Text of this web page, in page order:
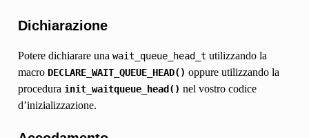
Dichiarazione
Potere dichiarare una wait_queue_head_t utilizzando la
macro DECLARE_WAIT_QUEUE_HEAD() oppure utilizzando la
procedura init_waitqueue_head() nel vostro codice
d’inizializzazione.